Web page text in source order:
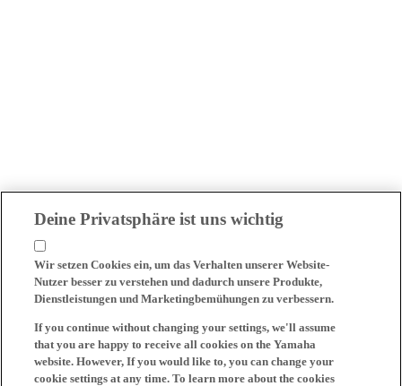
Deine Privatsphäre ist uns wichtig
Wir setzen Cookies ein, um das Verhalten unserer Website-
Nutzer besser zu verstehen und dadurch unsere Produkte,
Dienstleistungen und Marketingbemühungen zu verbessern.
If you continue without changing your settings, we'll assume
that you are happy to receive all cookies on the Yamaha
website. However, If you would like to, you can change your
cookie settings at any time. To learn more about the cookies